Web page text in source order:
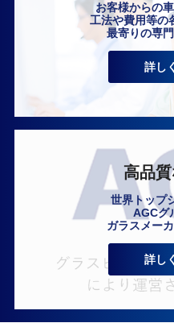
いま
お客様からの
工法や費用等の
最寄りの専
詳し
高品
世界トップ
AGCグ
ガラスメー
詳し